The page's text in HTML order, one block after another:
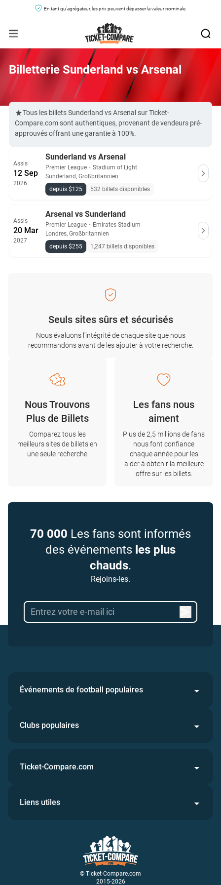
En tant qu'agrégateur, les prix peuvent dépasser la valeur nominale.
Billetterie Sunderland vs Arsenal
Tous les billets Sunderland vs Arsenal sur Ticket-
Compare.com sont authentiques, provenant de vendeurs pré-
approuvés offrant une garantie à 100%.
Assis
12 Sep
2026
Sunderland vs Arsenal
Premier League ・ Stadium of Light
Sunderland, Großbritannien
depuis $125
532 billets disponibles
Assis
20 Mar
2027
Arsenal vs Sunderland
Premier League ・ Emirates Stadium
Londres, Großbritannien
depuis $255
1,247 billets disponibles
Seuls sites sûrs et sécurisés
Nous évaluons l'intégrité de chaque site que nous
recommandons avant de les ajouter à votre recherche.
Nous Trouvons
Plus de Billets
Comparez tous les
meilleurs sites de billets en
une seule recherche
Les fans nous
aiment
Plus de 2,5 millions de fans
nous font confiance
chaque année pour les
aider à obtenir la meilleure
offre sur les billets.
70 000 Les fans sont informés
des événements les plus
chauds.
Rejoins-les.
Événements de football populaires
Clubs populaires
© Ticket-Compare.com
2015-2026
Ticket-Compare.com
Liens utiles